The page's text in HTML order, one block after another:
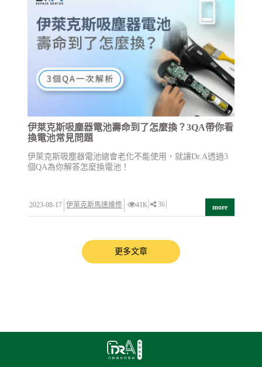
伊萊克斯吸塵器電池壽命到了怎麼換？3QA帶你看
換電池常見問題
伊萊克斯吸塵器電池總會老化不能使用，就讓Dr.A透過3
個QA為你解答怎麼換電池！
2023-08-17 伊萊克斯馬達維修 41K 36 more
更多文章